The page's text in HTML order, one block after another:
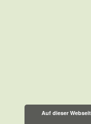
Auf dieser